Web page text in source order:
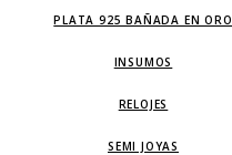
PLATA 925 BAÑADA EN ORO
INSUMOS
RELOJES
SEMI JOYAS